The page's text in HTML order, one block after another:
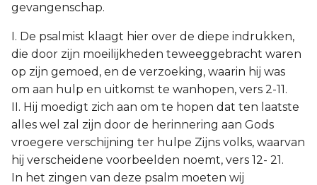
gevangenschap.
I. De psalmist klaagt hier over de diepe indrukken,
die door zijn moeilijkheden teweeggebracht waren
op zijn gemoed, en de verzoeking, waarin hij was
om aan hulp en uitkomst te wanhopen, vers 2-11.
II. Hij moedigt zich aan om te hopen dat ten laatste
alles wel zal zijn door de herinnering aan Gods
vroegere verschijning ter hulpe Zijns volks, waarvan
hij verscheidene voorbeelden noemt, vers 12- 21.
In het zingen van deze psalm moeten wij